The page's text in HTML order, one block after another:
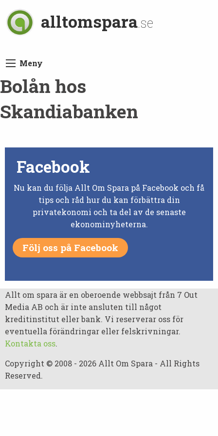
alltomspara.se
Meny
Bolån hos
Skandiabanken
Facebook
Nu kan du följa Allt Om Spara på Facebook och få
tips och råd hur du kan förbättra din
privatekonomi och ta del av de senaste
ekonominyheterna.
Följ oss på Facebook
Allt om spara är en oberoende webbsajt från 7 Out
Media AB och är inte ansluten till något
kreditinstitut eller bank. Vi reserverar oss för
eventuella förändringar eller felskrivningar.
Kontakta oss.
Copyright © 2008 - 2026 Allt Om Spara - All Rights
Reserved.